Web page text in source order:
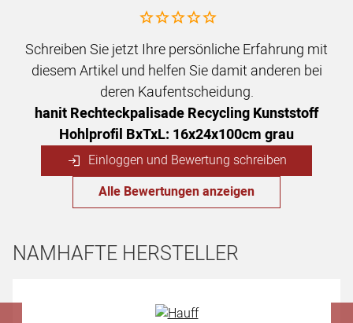
Noch keine Bewertungen abgegeben
Schreiben Sie jetzt Ihre persönliche Erfahrung mit
diesem Artikel und helfen Sie damit anderen bei
deren Kaufentscheidung.
hanit Rechteckpalisade Recycling Kunststoff
Hohlprofil BxTxL: 16x24x100cm grau
Einloggen und Bewertung schreiben
Alle Bewertungen anzeigen
NAMHAFTE HERSTELLER